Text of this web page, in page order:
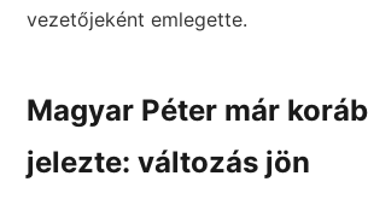
vezetőjeként emlegette.
Magyar Péter már
jelezte: változás jön